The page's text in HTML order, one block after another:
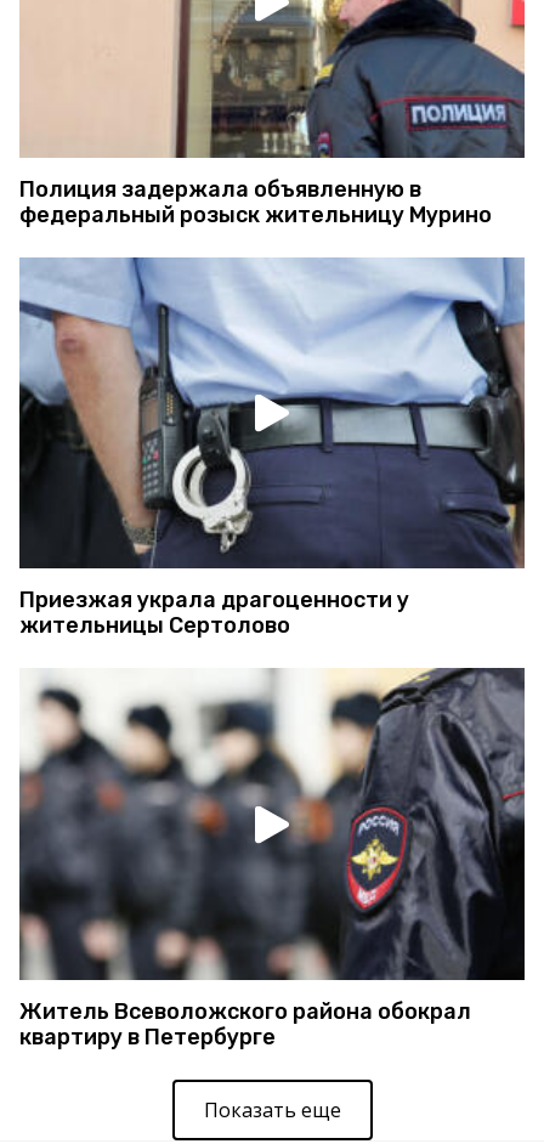
Полиция задержала объявленную в
федеральный розыск жительницу Мурино
Приезжая украла драгоценности у
жительницы Сертолово
Житель Всеволожского района обокрал
квартиру в Петербурге
Показать еще